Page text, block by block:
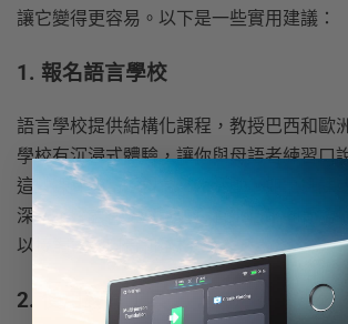
讓它變得更容易。以下是一些實用建議：
1. 報名語言學校
語言學校提供結構化課程，教授巴西和歐
學校有沉浸式體驗，讓你與母語者練習口
這些課程通常還包含文化活動，如烹飪課
深入了解語言。建議選擇有來自不同葡語
以接觸各種口音和風格。
2. 使用翻譯工具